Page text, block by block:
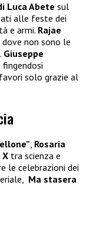
Luca Abete sul
alle feste dei
e armi. Rajae
non sono le
Giuseppe
solo grazie al
, Rosaria
X tra scienza e
le celebrazioni dei
Ma stasera